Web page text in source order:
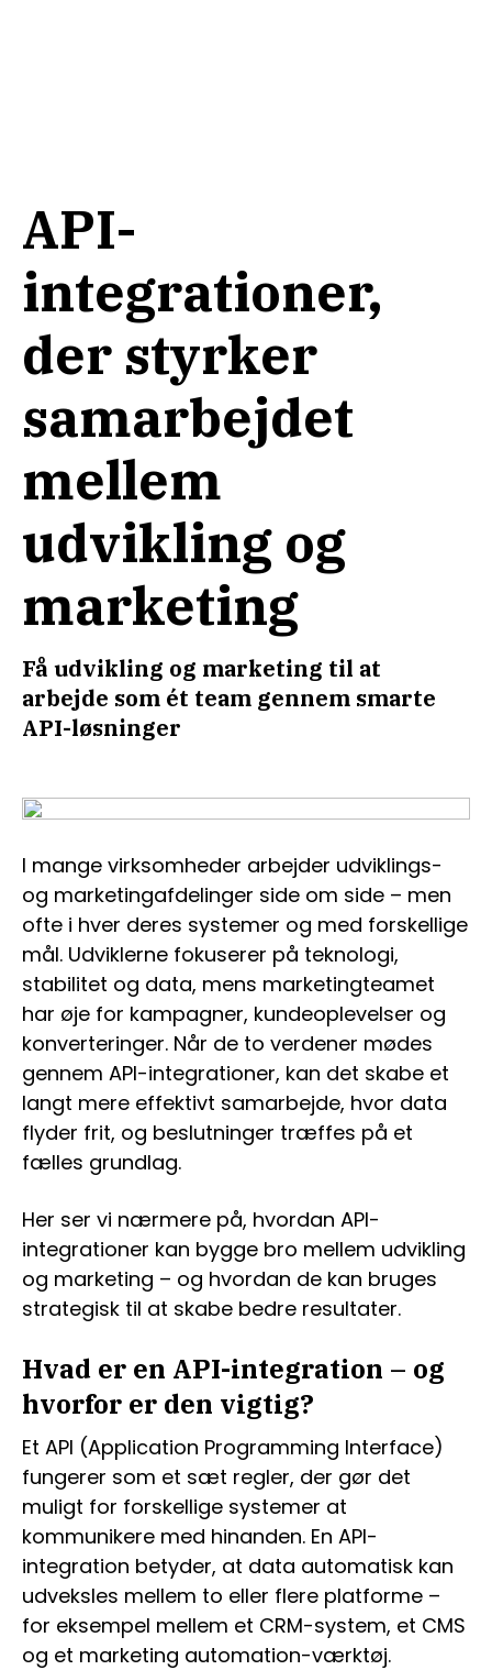
API-
integrationer,
der styrker
samarbejdet
mellem
udvikling og
marketing
Få udvikling og marketing til at
arbejde som ét team gennem smarte
API-løsninger
I mange virksomheder arbejder udviklings-
og marketingafdelinger side om side – men
ofte i hver deres systemer og med forskellige
mål. Udviklerne fokuserer på teknologi,
stabilitet og data, mens marketingteamet
har øje for kampagner, kundeoplevelser og
konverteringer. Når de to verdener mødes
gennem API-integrationer, kan det skabe et
langt mere effektivt samarbejde, hvor data
flyder frit, og beslutninger træffes på et
fælles grundlag.
Her ser vi nærmere på, hvordan API-
integrationer kan bygge bro mellem udvikling
og marketing – og hvordan de kan bruges
strategisk til at skabe bedre resultater.
Hvad er en API-integration – og
hvorfor er den vigtig?
Et API (Application Programming Interface)
fungerer som et sæt regler, der gør det
muligt for forskellige systemer at
kommunikere med hinanden. En API-
integration betyder, at data automatisk kan
udveksles mellem to eller flere platforme –
for eksempel mellem et CRM-system, et CMS
og et marketing automation-værktøj.